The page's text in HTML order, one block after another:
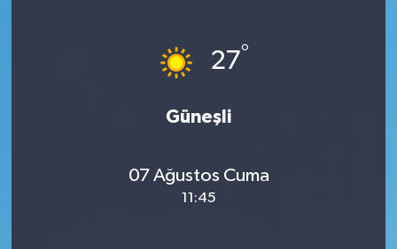
27°
Güneşli
07 Ağustos Cuma
11:45